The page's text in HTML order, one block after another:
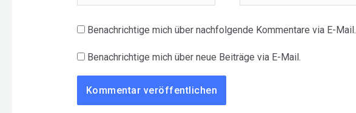
Mail-
Benachrichtige mich über nachfolgende Kommentare via E-Mail.
Benachrichtige mich über neue Beiträge via E-Mail.